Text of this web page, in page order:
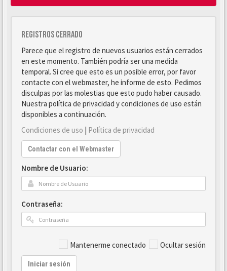
Registros cerrado
Parece que el registro de nuevos usuarios están cerrados
en este momento. También podría ser una medida
temporal. Si cree que esto es un posible error, por favor
contacte con el webmaster, he informe de esto. Pedimos
disculpas por las molestias que esto pudo haber causado.
Nuestra política de privacidad y condiciones de uso están
disponibles a continuación.
Condiciones de uso | Política de privacidad
Contactar con el Webmaster
Nombre de Usuario:
Contraseña:
Mantenerme conectado Ocultar sesión
Iniciar sesión